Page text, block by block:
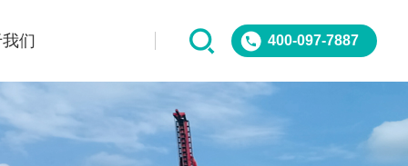
400-097-7887
们